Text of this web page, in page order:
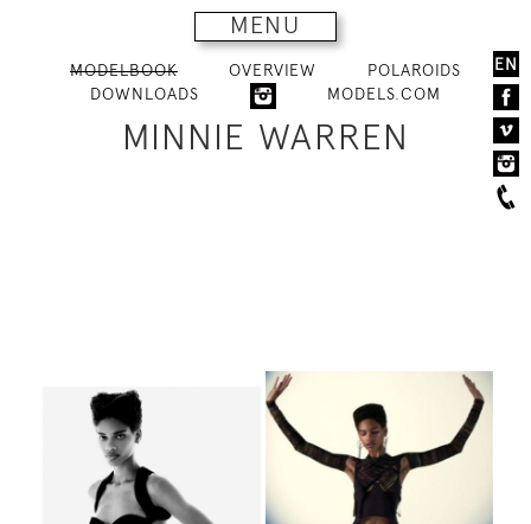
MENU
EN
MODELBOOK OVERVIEW
POLAROIDS
DOWNLOADS
MODELS.COM
MINNIE WARREN